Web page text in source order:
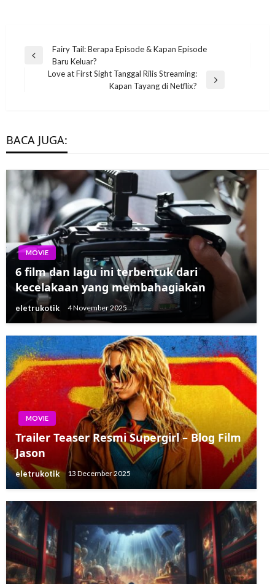
Post
navigation
Previous
Fairy Tail: Berapa Episode & Kapan Episode
Baru Keluar?
Love at First Sight Tanggal Rilis Streaming:
Kapan Tayang di Netflix?
BACA JUGA:
MOVIE
6 film dan lagu ini terbentuk dari
kecelakaan yang membahagiakan
eletrukotik 4 November 2025
MOVIE
Trailer Teaser Resmi Supergirl – Blog Film
Jason
eletrukotik 13 December 2025